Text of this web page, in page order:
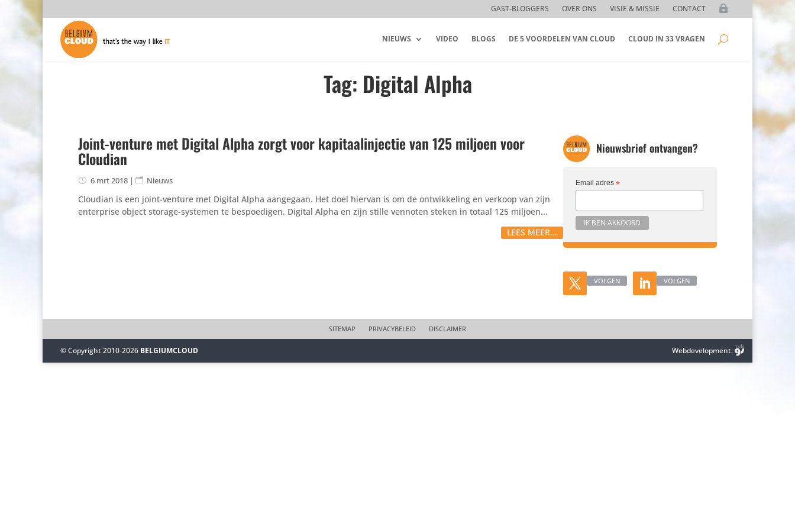
GAST-BLOGGERS OVER ONS VISIE & MISSIE CONTACT
NIEUWS VIDEO BLOGS DE 5 VOORDELEN VAN CLOUD CLOUD IN 33 VRAGEN
Tag: Digital Alpha
Joint-venture met Digital Alpha zorgt voor kapitaalinjectie van 125 miljoen voor
Cloudian
6 mrt 2018| Nieuws
Cloudian is een joint-venture met Digital Alpha aangegaan. Het doel hiervan is om de ontwik­ke­ling en verkoop van zijn
enter­prise object storage-systemen te bespoe­digen. Digital Alpha en zijn stille vennoten steken in totaal 125 miljoen...
LEES MEER...
Nieuwsbrief ontvangen?
Email adres *
VOLGEN VOLGEN
SITEMAP PRIVACYBELEID DISCLAIMER
© Copyright 2010-2026 BELGIUMCLOUD Webdevelopment: